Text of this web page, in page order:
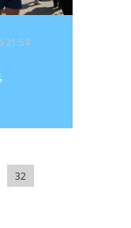
21:54
32